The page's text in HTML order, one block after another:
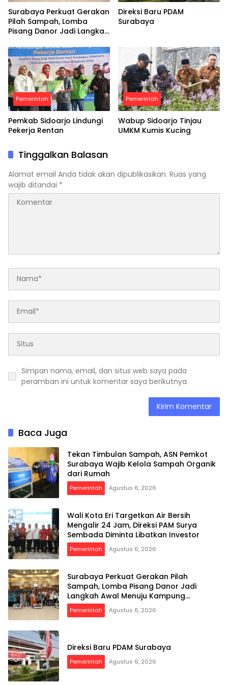
Surabaya Perkuat Gerakan
Pilah Sampah, Lomba
Pisang Danor Jadi Langkah
Pancasila
Direksi Baru PDAM
Surabaya
Pemerintah
Pemkab Sidoarjo Lindungi
Pekerja Rentan
Pemerintah
Wabup Sidoarjo Tinjau
UMKM Kumis Kucing
Tinggalkan Balasan
Alamat email Anda tidak akan dipublikasikan. Ruas yang
wajib ditandai *
Simpan nama, email, dan situs web saya pada
peramban ini untuk komentar saya berikutnya.
Baca Juga
Tekan Timbulan Sampah, ASN Pemkot
Surabaya Wajib Kelola Sampah Organik
dari Rumah
Pemerintah Agustus 6, 2026
Wali Kota Eri Targetkan Air Bersih
Mengalir 24 Jam, Direksi PAM Surya
Sembada Diminta Libatkan Investor
Pemerintah Agustus 6, 2026
Surabaya Perkuat Gerakan Pilah
Sampah, Lomba Pisang Danor Jadi
Langkah Awal Menuju Kampung
Pancasila
Pemerintah Agustus 6, 2026
Direksi Baru PDAM Surabaya
Pemerintah Agustus 6, 2026